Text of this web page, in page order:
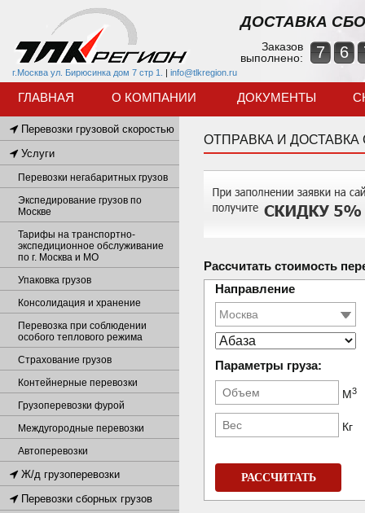
г.Москва ул. Бирюсинка дом 7 стр 1. | info@tlkregion.ru
ДОСТАВКА
Заказов
выполнено:
7 6
ГЛАВНАЯ О КОМПАНИИ ДОКУМЕНТЫ
ОТПРАВКА И
Рассчитать стоимость
Направление
Параметры груза:
М3
Кг
РАССЧИТАТЬ
Перевозки грузовой скоростью
Услуги
Перевозки негабаритных грузов
Экспедирование грузов по
Москве
Тарифы на транспортно-
экспедиционное обслуживание
по г. Москва и МО
Упаковка грузов
Консолидация и хранение
Перевозка при соблюдении
особого теплового режима
Страхование грузов
Контейнерные перевозки
Грузоперевозки фурой
Междугородные перевозки
Автоперевозки
Ж/д грузоперевозки
Перевозки сборных грузов